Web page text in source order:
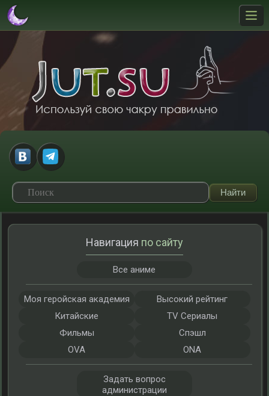
Навигация по сайту
Все аниме
Моя геройская академия
Высокий рейтинг
Китайские
TV Сериалы
Фильмы
Спэшл
OVA
ONA
Задать вопрос
администрации